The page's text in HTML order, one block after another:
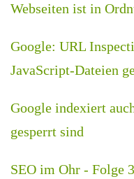
Webseiten ist in
Google: URL
JavaScript-Dateien
Google indexiert
gesperrt sind
SEO im Ohr - Folge